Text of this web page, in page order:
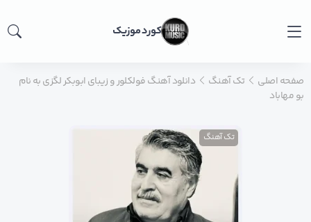
کورد موزیک
صفحه اصلی تک آهنگ
دانلود آهنگ فولکلور و زیبای ابوبکر لگزی به نام
بو مهاباد
تک آهنگ